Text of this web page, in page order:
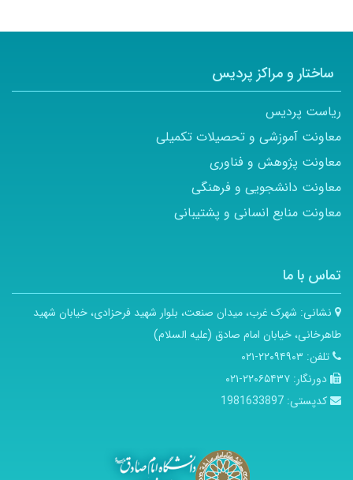
ساختار و مراکز پردیس
ریاست پردیس
معاونت آموزشی و تحصیلات تکمیلی
معاونت پژوهش و فناوری
معاونت دانشجویی و فرهنگی
معاونت منابع انسانی و پشتیبانی
تماس با ما
نشانی: شهرک غرب، میدان صنعت، بلوار شهید فرحزادی، خیابان شهید
طاهرخانی، خیابان امام صادق (علیه السلام)
تلفن: ۲۲۰۹۴۹۰۳-۰۲۱
دورنگار: ۲۲۰۶۵۴۳۷-۰۲۱
کدپستی: 1981633897